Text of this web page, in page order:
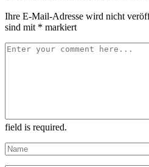
Ihre E-Mail-Adresse wird nicht
sind mit * markiert
field is required.